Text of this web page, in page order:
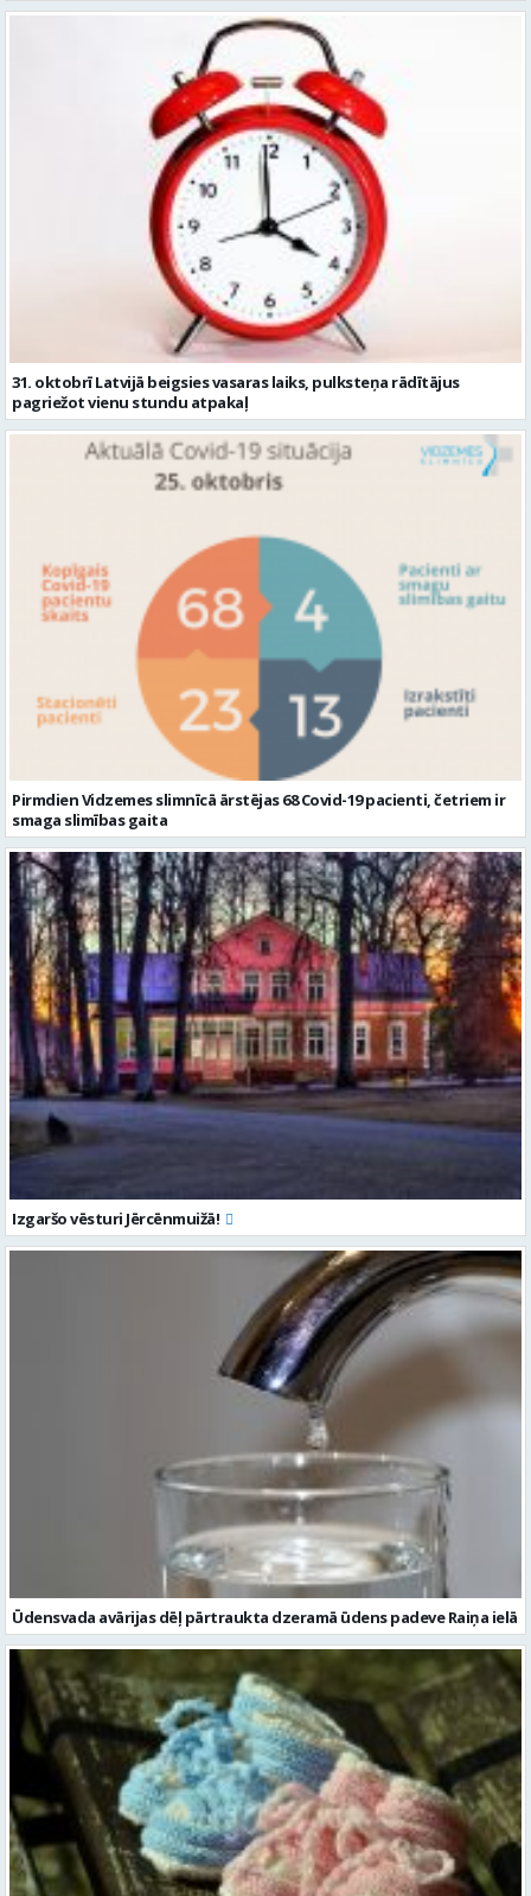
31. oktobrī Latvijā beigsies vasaras laiks, pulksteņa rādītājus
pagriežot vienu stundu atpakaļ
Pirmdien Vidzemes slimnīcā ārstējas 68 Covid-19 pacienti, četriem ir
smaga slimības gaita
Izgaršo vēsturi Jērcēnmuižā!
Ūdensvada avārijas dēļ pārtraukta dzeramā ūdens padeve Raiņa ielā